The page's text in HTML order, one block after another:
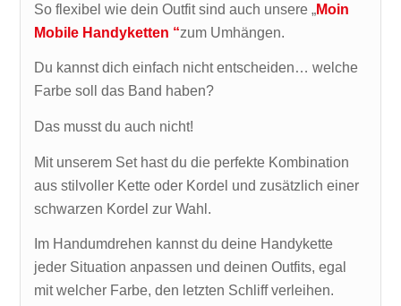
So flexibel wie dein Outfit sind auch unsere „Moin
Mobile Handyketten “zum Umhängen.
Du kannst dich einfach nicht entscheiden… welche
Farbe soll das Band haben?
Das musst du auch nicht!
Mit unserem Set hast du die perfekte Kombination
aus stilvoller Kette oder Kordel und zusätzlich einer
schwarzen Kordel zur Wahl.
Im Handumdrehen kannst du deine Handykette
jeder Situation anpassen und deinen Outfits, egal
mit welcher Farbe, den letzten Schliff verleihen.